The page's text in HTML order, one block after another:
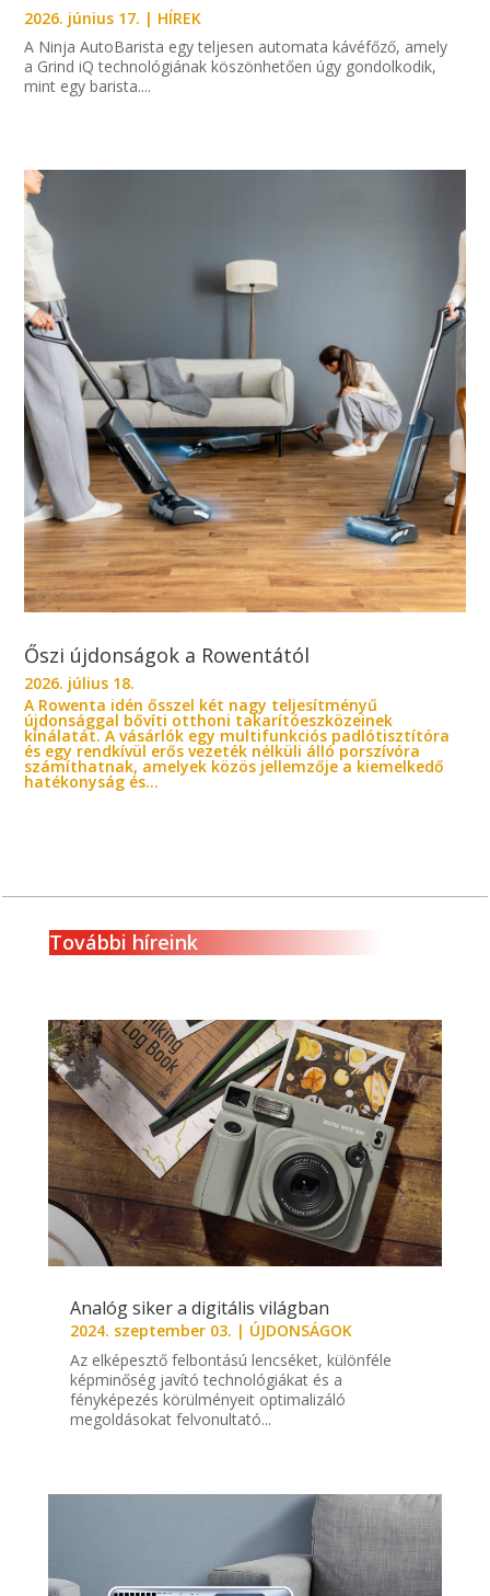
2026. június 17. | HÍREK
A Ninja AutoBarista egy teljesen automata kávéfőző, amely
a Grind iQ technológiának köszönhetően úgy gondolkodik,
mint egy barista....
Őszi újdonságok a Rowentától
2026. július 18.
A Rowenta idén ősszel két nagy teljesítményű
újdonsággal bővíti otthoni takarítóeszközeinek
kínálatát. A vásárlók egy multifunkciós padlótisztítóra
és egy rendkívül erős vezeték nélküli álló porszívóra
számíthatnak, amelyek közös jellemzője a kiemelkedő
hatékonyság és...
További híreink
Analóg siker a digitális világban
2024. szeptember 03. | ÚJDONSÁGOK
Az elképesztő felbontású lencséket, különféle
képminőség javító technológiákat és a
fényképezés körülményeit optimalizáló
megoldásokat felvonultató...